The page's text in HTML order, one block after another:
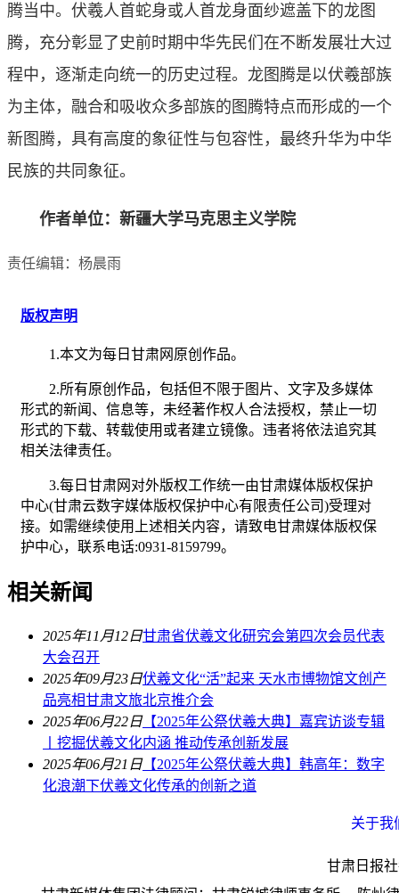
腾当中。伏羲人首蛇身或人首龙身面纱遮盖下的龙图
腾，充分彰显了史前时期中华先民们在不断发展壮大过
程中，逐渐走向统一的历史过程。龙图腾是以伏羲部族
为主体，融合和吸收众多部族的图腾特点而形成的一个
新图腾，具有高度的象征性与包容性，最终升华为中华
民族的共同象征。
作者单位：新疆大学马克思主义学院
责任编辑：杨晨雨
版权声明
1.本文为每日甘肃网原创作品。
2.所有原创作品，包括但不限于图片、文字及多媒体
形式的新闻、信息等，未经著作权人合法授权，禁止一切
形式的下载、转载使用或者建立镜像。违者将依法追究其
相关法律责任。
3.每日甘肃网对外版权工作统一由甘肃媒体版权保护
中心(甘肃云数字媒体版权保护中心有限责任公司)受理对
接。如需继续使用上述相关内容，请致电甘肃媒体版权保
护中心，联系电话:0931-8159799。
相关新闻
2025年11月12日甘肃省伏羲文化研究会第四次会员代表
大会召开
2025年09月23日伏羲文化“活”起来 天水市博物馆文创产
品亮相甘肃文旅北京推介会
2025年06月22日【2025年公祭伏羲大典】嘉宾访谈专辑
丨挖掘伏羲文化内涵 推动传承创新发展
2025年06月21日【2025年公祭伏羲大典】韩高年：数字
化浪潮下伏羲文化传承的创新之道
关于我
甘肃日报